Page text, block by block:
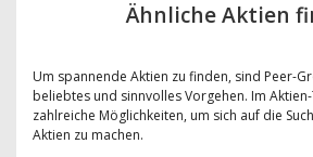
Ähnliche Aktien
Um spannende Aktien zu finden, sind Peer-
beliebtes und sinnvolles Vorgehen. Im
zahlreiche Möglichkeiten, um sich auf die
Aktien zu machen.